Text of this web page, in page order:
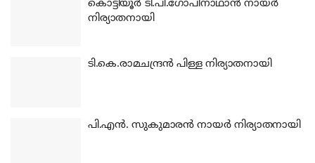
കൊട്ടിയൂര്‍ ടി.പി.ഗോപിനാഥാന്‍ നായര്‍
നിര്യാതനായി
ടി.കെ.രാമചന്ദ്രന്‍ പിള്ള നിര്യാതനായി
പി.എന്‍. സുകുമാരന്‍ നായര്‍ നിര്യാതനായി